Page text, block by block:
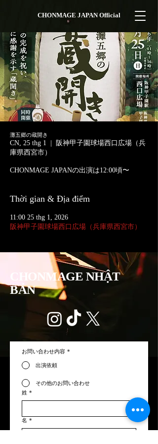
CHONMAGE JAPAN Official
灘五郷の蔵開き
CN, 25 thg 1
阪神甲子園球場西口広場（兵
庫県西宮市）
CHONMAGE JAPANの出演は12:00頃〜
Thời gian & Địa điểm
11:00 25 thg 1, 2026
阪神甲子園球場西口広場（兵庫県西宮市）
CHONMAGE NHẬT
BẢN
お問い合わせ内容 *
出演依頼
その他のお問い合わせ
姓 *
名 *